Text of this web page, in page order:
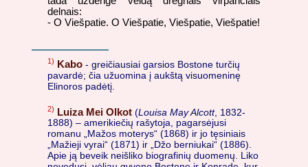
delnais:
- O Viešpatie. O Viešpatie, Viešpatie, Viešpatie!
1) Kabo - greičiausiai garsios Bostone turčių
pavardė; čia užuomina į aukštą visuomeninę
Elinoros padėtį.
2) Luiza Mei Olkot (Louisa May Alcott, 1832-
1888) – amerikiečių rašytoja, pagarsėjusi
romanu „Mažos moterys“ (1868) ir jo tęsiniais
„Mažieji vyrai“ (1871) ir „Džo berniukai“ (1886).
Apie ją beveik neišliko biografinių duomenų. Liko